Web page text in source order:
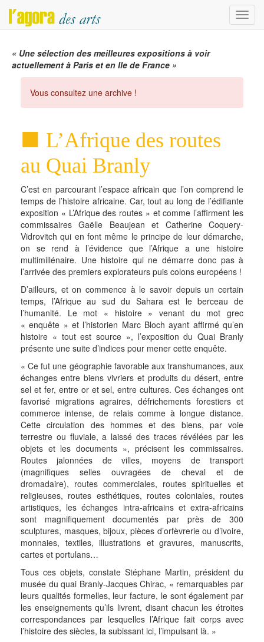
Menu
« Une sélection des meilleures expositions à voir
actuellement à Paris et en Ile de France »
Vous consultez une archive !
L’Afrique des routes
au Quai Branly
C’est en parcourant l’espace africain que l’on comprend le
temps de l’histoire africaine. Car, tout au long de l’édifiante
exposition « L’Afrique des routes » et comme l’affirment les
commissaires Gaëlle Beaujean et Catherine Coquery-
Vidrovitch qui en font même le principe de leur démarche,
on se rend à l’évidence que l’Afrique a une histoire
multimillénaire. Une histoire qui ne démarre donc pas à
l’arrivée des premiers explorateurs puis colons européens !
D’ailleurs, et on commence à le savoir depuis un certain
temps, l’Afrique au sud du Sahara est le berceau de
l’humanité. Le mot « histoire » venant du mot grec
« enquête » et l’historien Marc Bloch ayant affirmé qu’en
histoire « tout est source », l’exposition du Quai Branly
présente une suite d’indices pour mener cette enquête.
« Ce fut une géographie favorable aux transhumances, aux
échanges entre biens vivriers et produits du désert, entre
sel et fer, entre or et sel, entre cultures. Ces échanges ont
favorisé migrations agraires, défrichements forestiers et
commerce intense, de relais comme à longue distance.
Cette circulation des hommes et des biens, par voie
terrestre ou fluviale, a laissé des traces révélées par les
objets et les documents », précisent les commissaires.
Routes jalonnées de villes, moyens de transport
(magnifiques selles ouvragées de cheval et de
dromadaire), routes commerciales, routes spirituelles et
religieuses, routes esthétiques, routes coloniales, routes
artistiques, les échanges intra-africains et extra-africains
sont magnifiquement documentés par près de 300
sculptures, masques, bijoux, pièces d’orfèvrerie ou d’ivoire,
monnaies, textiles, illustrations et gravures, manuscrits,
cartes et portulans…
Tous ces objets, constate Stéphane Martin, président du
musée du quai Branly-Jacques Chirac, « remarquables par
leurs qualités formelles, leur facture, le sont également par
les enseignements qu’ils livrent, disant chacun les étroites
correspondances par lesquelles l’Afrique fait corps avec
l’histoire des siècles, la subissant ici, l’impulsant là. »